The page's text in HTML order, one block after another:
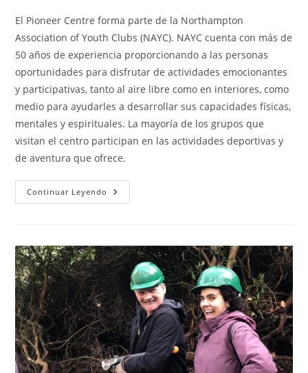
la
El Pioneer Centre forma parte de la Northampton
Association of Youth Clubs (NAYC). NAYC cuenta con más de
50 años de experiencia proporcionando a las personas
oportunidades para disfrutar de actividades emocionantes
y participativas, tanto al aire libre como en interiores, como
medio para ayudarles a desarrollar sus capacidades físicas,
mentales y espirituales. La mayoría de los grupos que
visitan el centro participan en las actividades deportivas y
de aventura que ofrece.
Continuar Leyendo Pioneer
Center